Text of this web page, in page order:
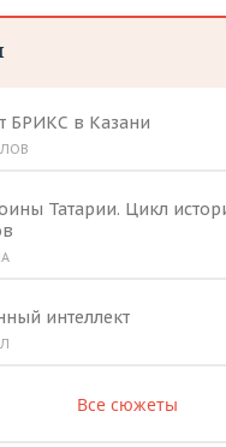
БРИКС в Казани
Татарии. Цикл
интеллект
Все сюжеты